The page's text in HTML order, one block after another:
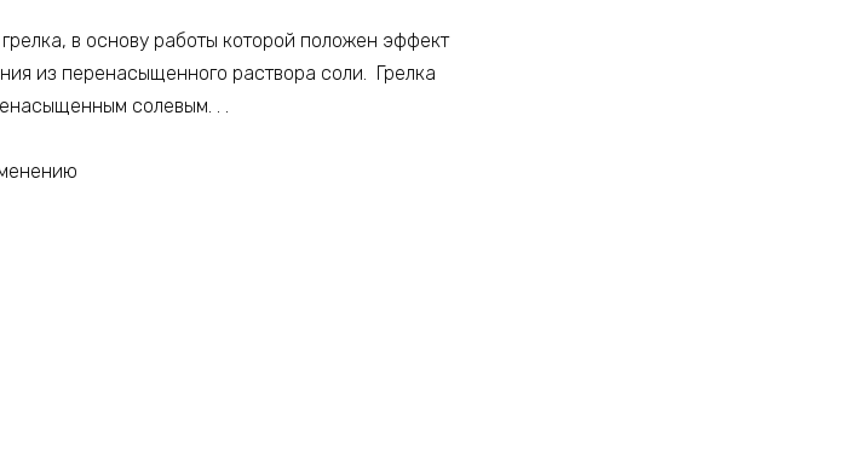
в основу работы которой положен эффект
из перенасыщенного раствора соли. Грелка
солевым. . .